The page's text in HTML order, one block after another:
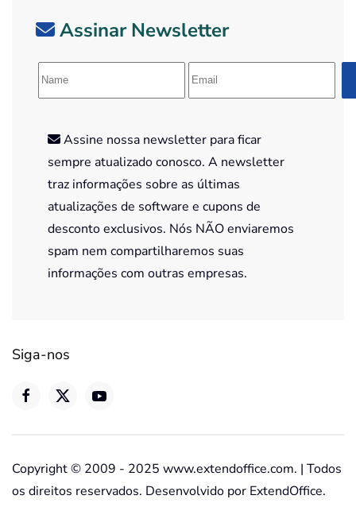
Assinar Newsletter
Assine nossa newsletter para ficar
sempre atualizado conosco. A newsletter
traz informações sobre as últimas
atualizações de software e cupons de
desconto exclusivos. Nós NÃO enviaremos
spam nem compartilharemos suas
informações com outras empresas.
Siga-nos
Copyright © 2009 - 2025 www.extendoffice.com. | Todos
os direitos reservados. Desenvolvido por ExtendOffice.